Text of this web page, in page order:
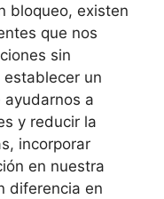
bloqueo, existen
que nos
sin
establecer un
ayudarnos a
y reducir la
incorporar
en nuestra
diferencia en